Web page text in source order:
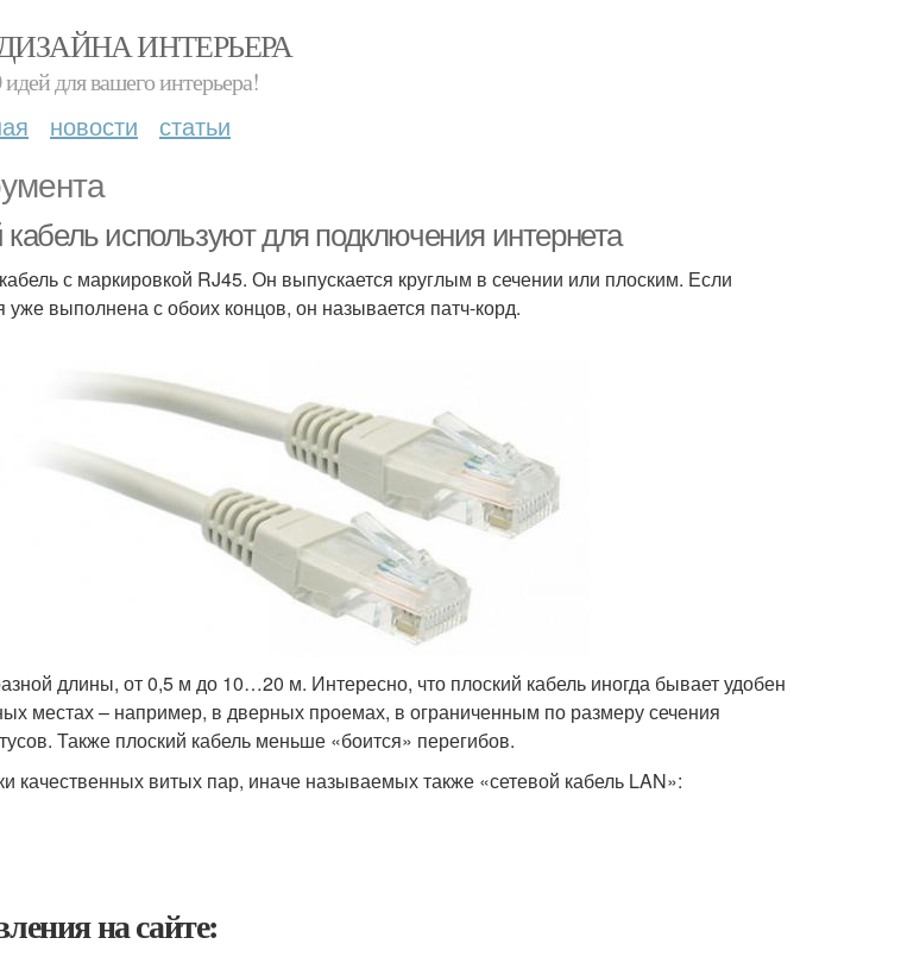
ИНТЕРЬЕРА
для вашего интерьера!
новости статьи
используют для подключения интернета
с маркировкой RJ45. Он выпускается круглым в сечении или плоским. Если
уже выполнена с обоих концов, он называется патч-корд.
длины, от 0,5 м до 10…20 м. Интересно, что плоский кабель иногда бывает удобен
местах – например, в дверных проемах, в ограниченным по размеру сечения
Также плоский кабель меньше «боится» перегибов.
качественных витых пар, иначе называемых также «сетевой кабель LAN»:
на сайте: